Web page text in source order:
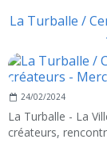
La Turballe /
24/02/2024
La Turballe - La
créateurs,